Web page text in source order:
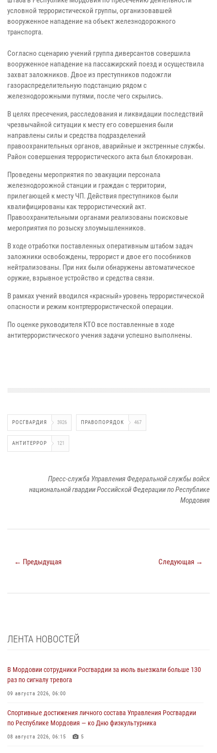
условной террористической группы, организовавшей
вооруженное нападение на объект железнодорожного
транспорта.
Согласно сценарию учений группа диверсантов совершила
вооруженное нападение на пассажирский поезд и осуществила
захват заложников. Двое из преступников подожгли
газораспределительную подстанцию рядом с
железнодорожными путями, после чего скрылись.
В целях пресечения, расследования и ликвидации последствий
чрезвычайной ситуации к месту его совершения были
направлены силы и средства подразделений
правоохранительных органов, аварийные и экстренные службы.
Район совершения террористического акта был блокирован.
Проведены мероприятия по эвакуации персонала
железнодорожной станции и граждан с территории,
прилегающей к месту ЧП. Действия преступников были
квалифицированы как террористический акт.
Правоохранительными органами реализованы поисковые
мероприятия по розыску злоумышленников.
В ходе отработки поставленных оперативным штабом задач
заложники освобождены, террорист и двое его пособников
нейтрализованы. При них были обнаружены автоматическое
оружие, взрывное устройство и средства связи.
В рамках учений вводился «красный» уровень террористической
опасности и режим контртеррористической операции.
По оценке руководителя КТО все поставленные в ходе
антитеррористического учения задачи успешно выполнены.
РОСГВАРДИЯ 3926 ПРАВОПОРЯДОК 467
АНТИТЕРРОР 121
Пресс-служба Управления Федеральной службы войск
национальной гвардии Российской Федерации по Республике
Мордовия
← Предыдущая Следующая →
ЛЕНТА НОВОСТЕЙ
В Мордовии сотрудники Росгвардии за июль выезжали больше 130
раз по сигналу тревога
09 августа 2026, 06:00
Спортивные достижения личного состава Управления Росгвардии
по Республике Мордовия — ко Дню физкультурника
08 августа 2026, 06:15 5